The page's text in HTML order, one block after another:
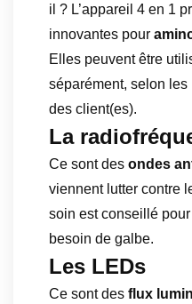
il ? L’appareil 4 en 1
innovantes pour
Elles peuvent être
séparément, selon
des client(es).
La
Ce sont des ondes
viennent lutter contre
soin est conseillé
besoin de galbe.
Les LEDs
Ce sont des flux